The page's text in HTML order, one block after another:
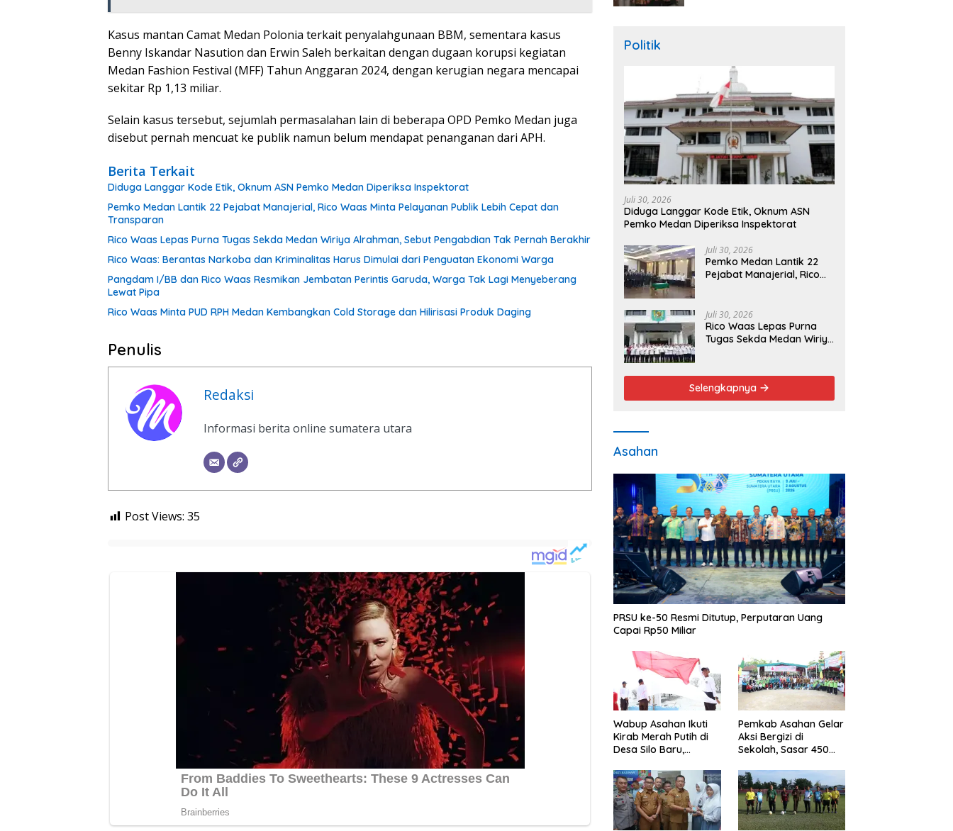
Kasus mantan Camat Medan Polonia terkait penyalahgunaan BBM, sementara kasus
Benny Iskandar Nasution dan Erwin Saleh berkaitan dengan dugaan korupsi kegiatan
Medan Fashion Festival (MFF) Tahun Anggaran 2024, dengan kerugian negara mencapai
sekitar Rp 1,13 miliar.
Selain kasus tersebut, sejumlah permasalahan lain di beberapa OPD Pemko Medan juga
disebut pernah mencuat ke publik namun belum mendapat penanganan dari APH.
Berita Terkait
Diduga Langgar Kode Etik, Oknum ASN Pemko Medan Diperiksa Inspektorat
Pemko Medan Lantik 22 Pejabat Manajerial, Rico Waas Minta Pelayanan Publik Lebih Cepat dan
Transparan
Rico Waas Lepas Purna Tugas Sekda Medan Wiriya Alrahman, Sebut Pengabdian Tak Pernah Berakhir
Rico Waas: Berantas Narkoba dan Kriminalitas Harus Dimulai dari Penguatan Ekonomi Warga
Pangdam I/BB dan Rico Waas Resmikan Jembatan Perintis Garuda, Warga Tak Lagi Menyeberang
Lewat Pipa
Rico Waas Minta PUD RPH Medan Kembangkan Cold Storage dan Hilirisasi Produk Daging
Penulis
Redaksi
Informasi berita online sumatera utara
Post Views: 35
Politik
Juli 30, 2026
Diduga Langgar Kode Etik, Oknum ASN
Pemko Medan Diperiksa Inspektorat
Juli 30, 2026
Pemko Medan Lantik 22
Pejabat Manajerial, Rico
Transparan
Juli 30, 2026
Rico Waas Lepas Purna
Tugas Sekda Medan Wiriya
Berakhir
Selengkapnya
Asahan
PRSU ke-50 Resmi Ditutup, Perputaran Uang
Capai Rp50 Miliar
Wabup Asahan Ikuti
Kirab Merah Putih di
Desa Silo Baru,
Menggema
Pemkab Asahan Gelar
Aksi Bergizi di
Sekolah, Sasar 450
Stunting